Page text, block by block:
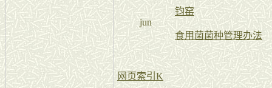
jun
钧窑
食用菌菌种管理办法
网页索引K